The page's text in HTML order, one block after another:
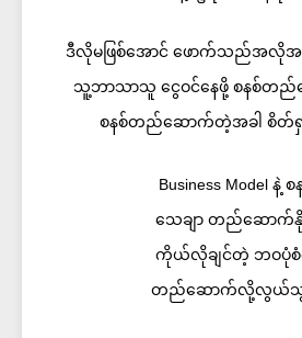
ဒီလိုမဖြစ်အောင် ဖောက်သည်အလိုအ
သူ့ဘာသာသူ ငွေဝင်နေဖို့ စနစ်တ
စနစ်တည်ဆောက်တဲ့အခါ စိ
Business Model နဲ့
သေချာ တည်ဆောက်
ကိုယ်လိုချင်တဲ့ ဘဝပုံ
တည်ဆောက်လို့လွယ်သွာ